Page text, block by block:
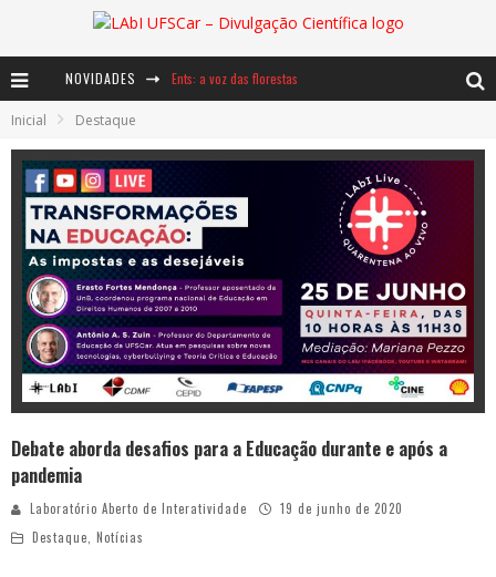
NOVIDADES Ents: a voz das florestas
Baú de Histórias - A jamais imaginada aventura com os moinhos de vento
Inicial Destaque
Debate aborda desafios para a Educação durante e após a
pandemia
Laboratório Aberto de Interatividade
19 de junho de 2020
Destaque Notícias